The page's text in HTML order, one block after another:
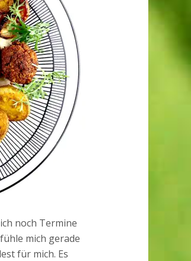
noch Termine
mich gerade
für mich. Es